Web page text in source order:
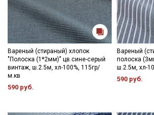
Вареный (стираный) хлопок
"Полоска (1*2мм)" цв.сине-серый
винтаж, ш.2.5м, хл-100%, 115гр/
м.кв
590 руб.
Вареный
полоска
ш.2.5м, хл-
590 руб.